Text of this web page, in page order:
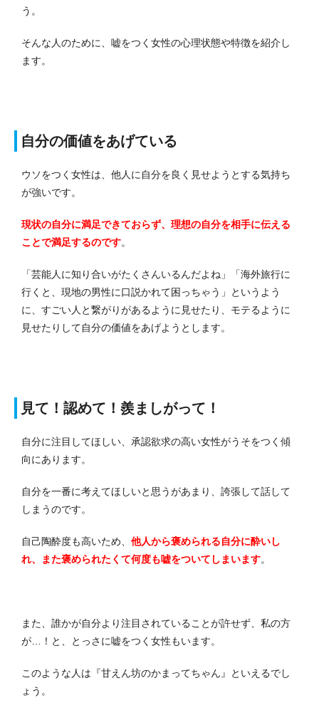
う。
そんな人のために、嘘をつく女性の心理状態や特徴を紹介し
ます。
自分の価値をあげている
ウソをつく女性は、他人に自分を良く見せようとする気持ち
が強いです。
現状の自分に満足できておらず、理想の自分を相手に伝える
ことで満足するのです。
「芸能人に知り合いがたくさんいるんだよね」「海外旅行に
行くと、現地の男性に口説かれて困っちゃう」というよう
に、すごい人と繋がりがあるように見せたり、モテるように
見せたりして自分の価値をあげようとします。
見て！認めて！羨ましがって！
自分に注目してほしい、承認欲求の高い女性がうそをつく傾
向にあります。
自分を一番に考えてほしいと思うがあまり、誇張して話して
しまうのです。
自己陶酔度も高いため、 他人から褒められる自分に酔いし
れ、また褒められたくて何度も嘘をついてしまいます。
また、誰かが自分より注目されていることが許せず、私の方
が…！と、とっさに嘘をつく女性もいます。
このような人は『甘えん坊のかまってちゃん』といえるでし
ょう。